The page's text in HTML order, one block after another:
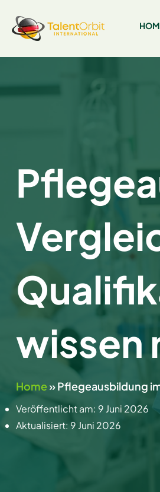
wissen
Home »Pflegeausbildung
Veröffentlicht am: 9 Juni 2026
Aktualisiert: 9 Juni 2026